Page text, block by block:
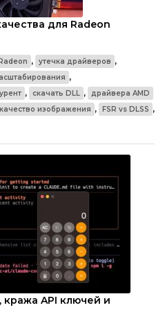
для Radeon
, утечка драйверов ,
,
, скачать DLL , драйвера AMD
качество изображения , FSR vs DLSS ,
кража API ключей и